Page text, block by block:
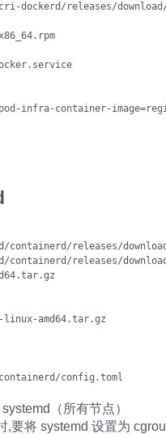
dockerd/releases/
infra-container-
containerd/releases/
releases/
amd64.tar.gz
（所有节点）
,要将 systemd 设置为